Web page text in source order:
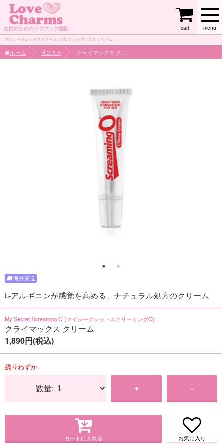
女性のためのラブグッズ通販 menu
cart
マイシークレットスクリーミングO クライマックス クリーム
ホーム Hコスメ
L-アルギニンが感覚を高める、ナチュラル処方のクリーム
My Secret Screaming O (マイシークレットスクリーミングO)
クライマックス クリーム
1,890円(税込)
残りわずか
数量: + -
カートに入れる お気に入り